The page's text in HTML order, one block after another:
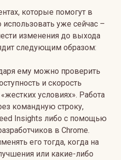
которые помогут в
уже сейчас –
изменения до выхода
следующим образом:
ему можно проверить
и скорость
условиях». Работа
командную строку,
Insights либо с помощью
в Chrome.
его тогда, когда на
или какие-либо